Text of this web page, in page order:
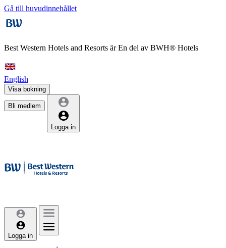
Gå till huvudinnehållet
Best Western Hotels and Resorts ärEn del av BWH® Hotels
English
Visa bokning
Bli medlem
Logga in
Logga in